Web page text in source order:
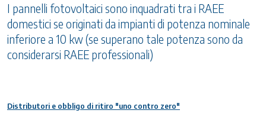
I pannelli fotovoltaici sono inquadrati tra i RAEE
domestici se originati da impianti di potenza nominale
inferiore a 10 kw (se superano tale potenza sono da
considerarsi RAEE professionali)
Distributori e obbligo di ritiro "uno contro zero"